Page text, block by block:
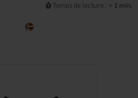
Temps de lecture : < 1 min.